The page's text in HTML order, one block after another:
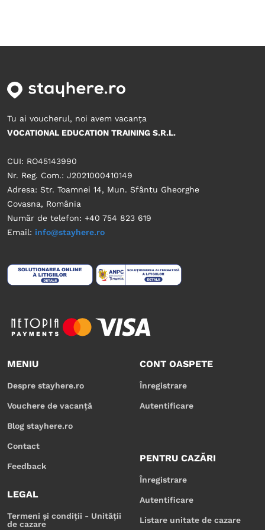
Tu ai voucherul, noi avem vacanța
VOCATIONAL EDUCATION TRAINING S.R.L.
CUI: RO45143990
Nr. Reg. Com.: J2021000410149
Adresa: Str. Toamnei 14, Mun. Sfântu Gheorghe
Covasna, România
Număr de telefon: +40 754 823 619
Email: info@stayhere.ro
MENIU
Despre stayhere.ro
Vouchere de vacanță
Blog stayhere.ro
Contact
Feedback
LEGAL
Termeni și condiții - Unității
de cazare
CONT OASPETE
Înregistrare
Autentificare
PENTRU CAZĂRI
Înregistrare
Autentificare
Listare unitate de cazare